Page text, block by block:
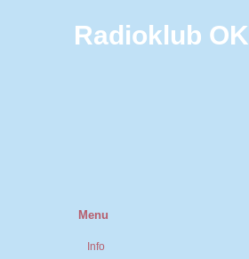
Radioklub
Menu
Info